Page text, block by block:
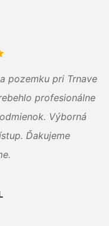
pozemku pri Trnave
profesionálne
Výborná
Ďakujeme